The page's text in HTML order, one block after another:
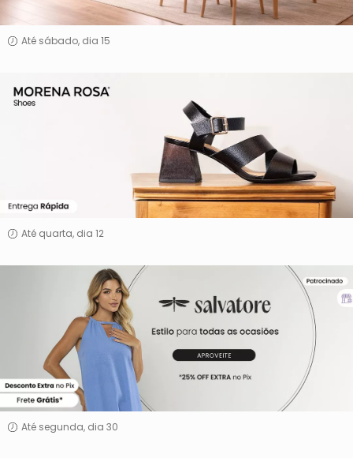
Até sábado, dia 15
Morena
Rosa
Até quarta, dia 12
Até segunda, dia 30